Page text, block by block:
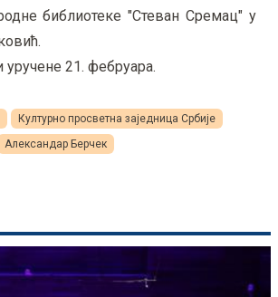
библиотеке "Стеван Сремац" у
уручене 21. фебруара.
Културно просветна заједница Србије
Александар Берчек